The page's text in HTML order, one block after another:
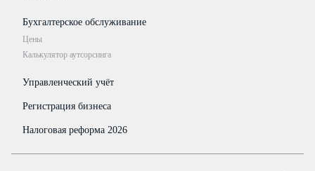
Бухгалтерское обслуживание
Цены
Калькулятор аутсорсинга
Управленческий учёт
Регистрация бизнеса
Налоговая реформа 2026